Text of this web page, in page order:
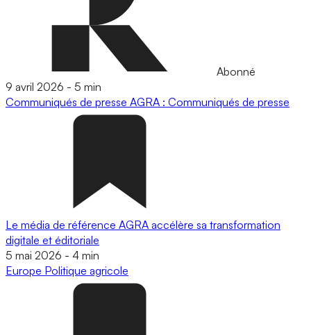
Abonné
9 avril 2026 - 5 min
Communiqués de presse AGRA : Communiqués de presse
Le média de référence AGRA accélère sa transformation
digitale et éditoriale
5 mai 2026 - 4 min
Europe Politique agricole